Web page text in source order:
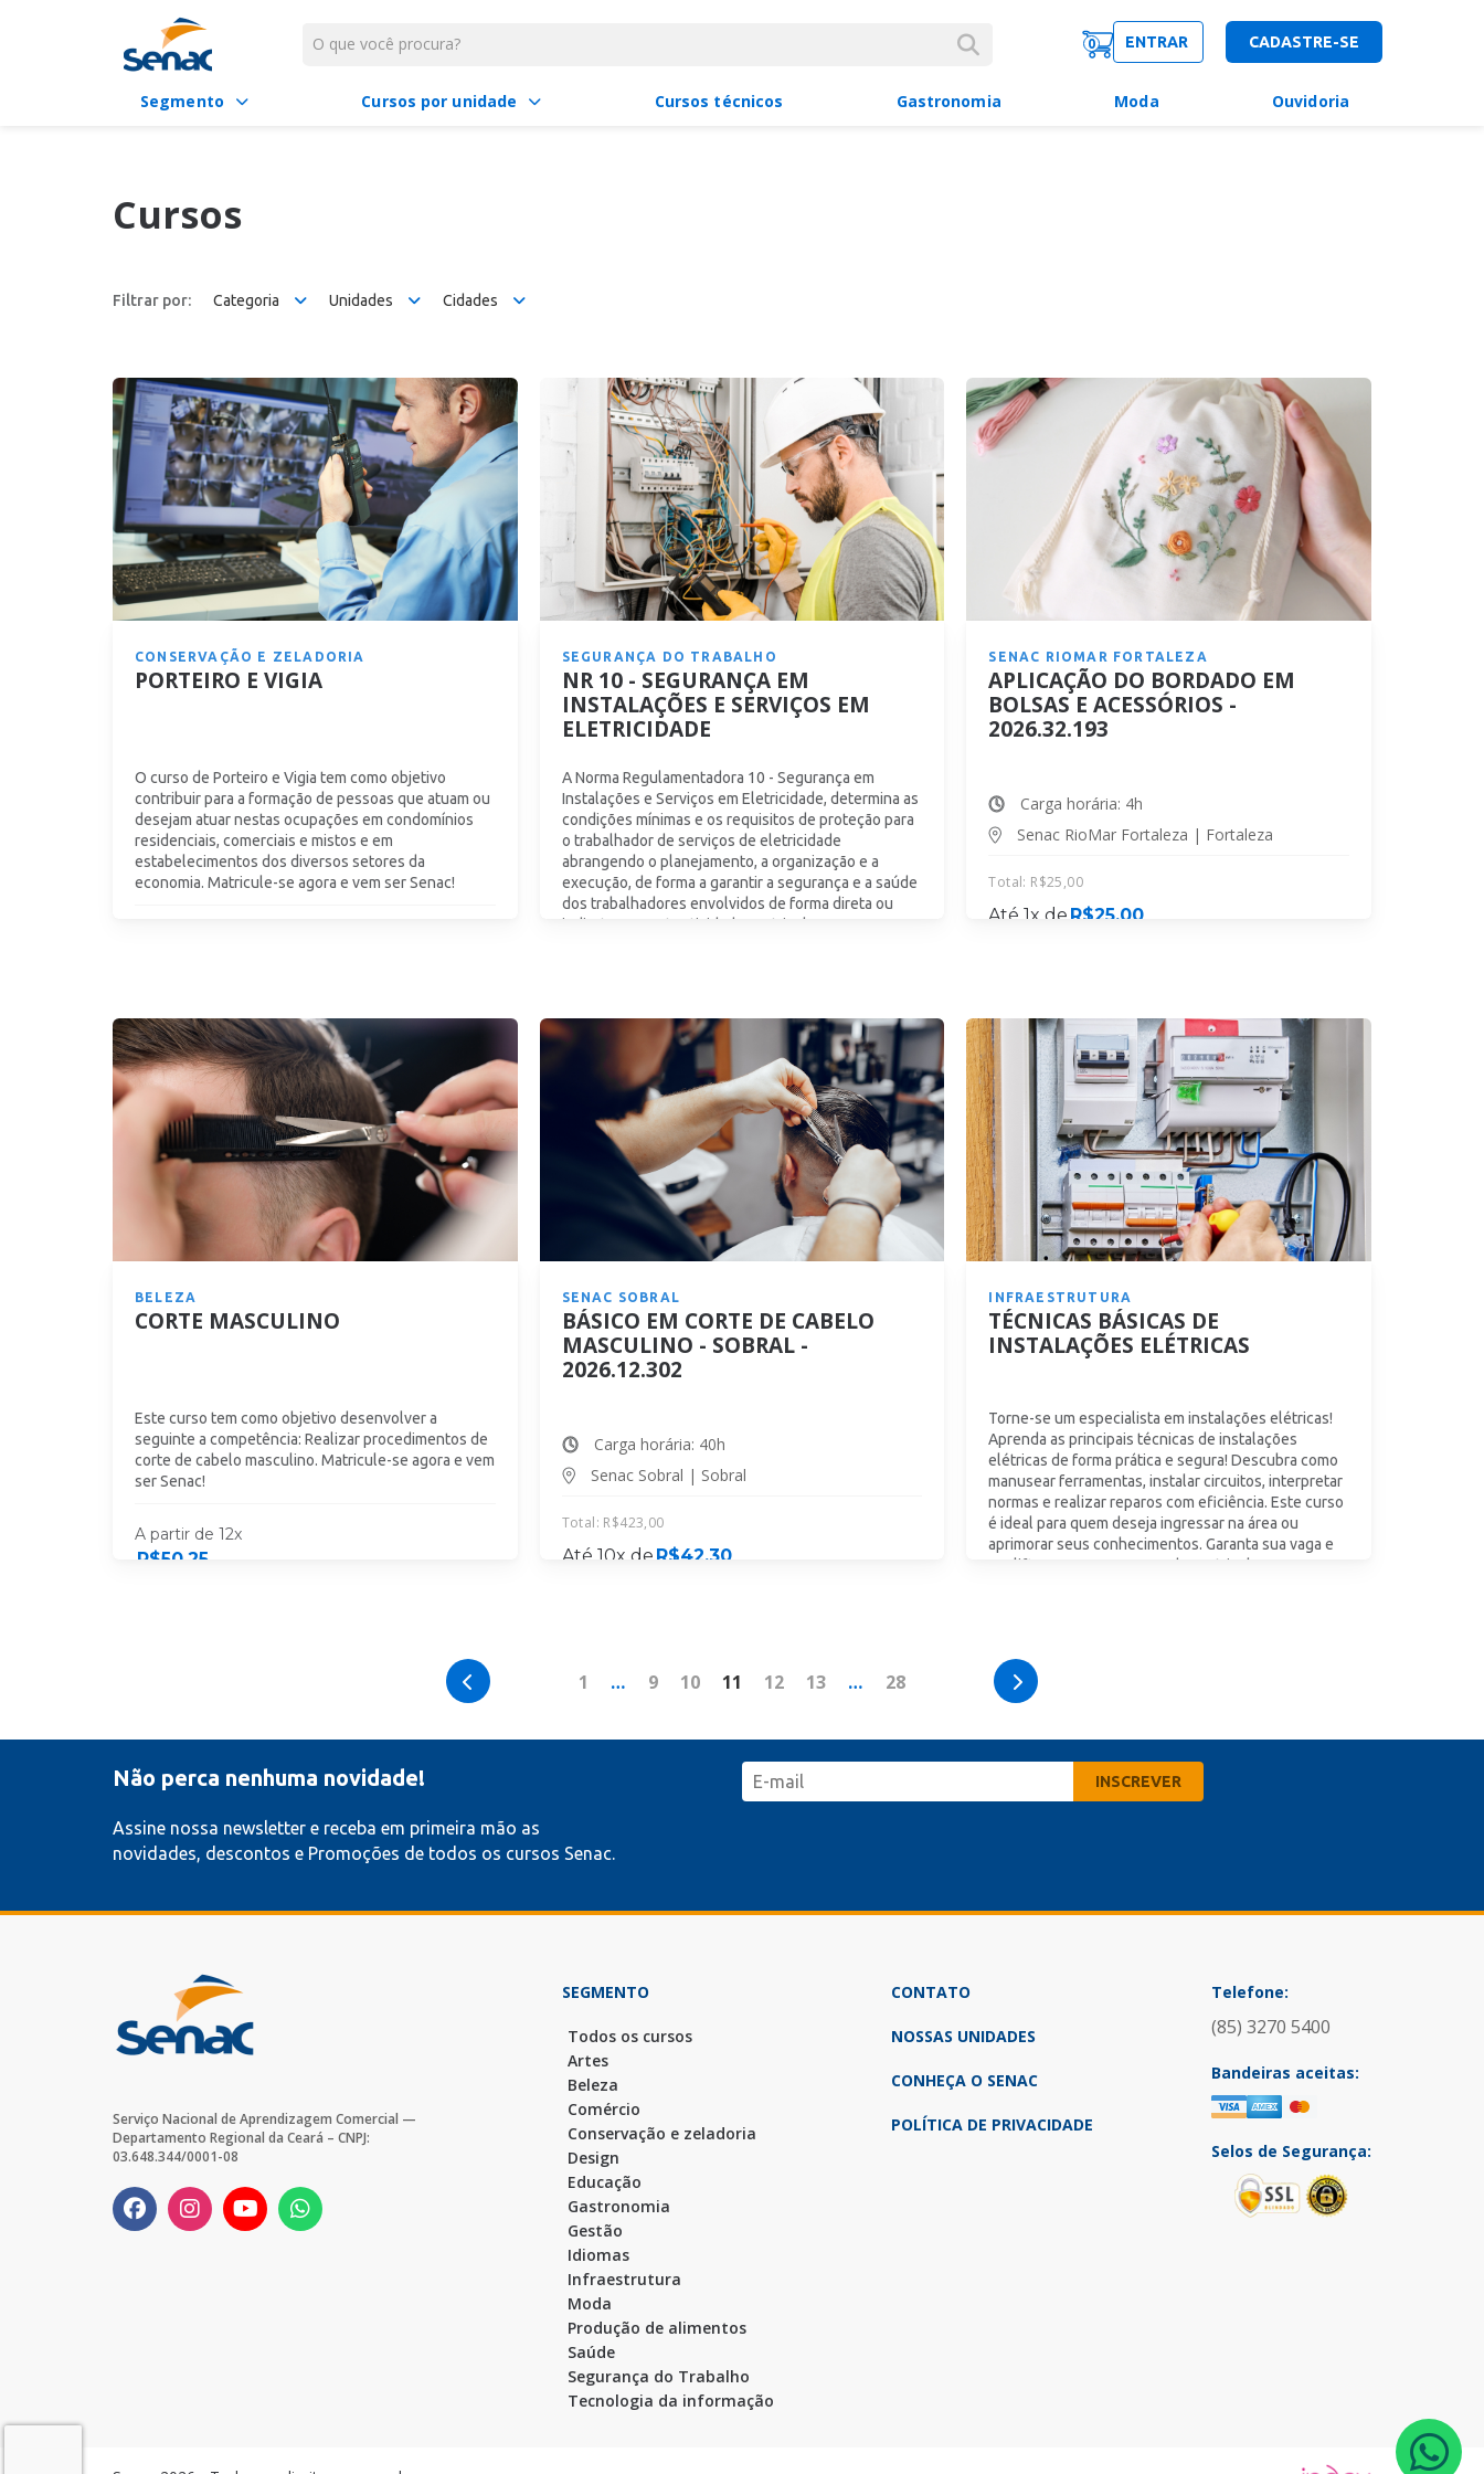
0 ENTRAR CADASTRE-SE
Segmento Cursos por unidade Cursos técnicos Gastronomia Moda Ouvidoria
Cursos
Filtrar por: Categoria Unidades Cidades
CONSERVAÇÃO E ZELADORIA
PORTEIRO E VIGIA
O curso de Porteiro e Vigia tem como objetivo
contribuir para a formação de pessoas que atuam ou
desejam atuar nestas ocupações em condomínios
residenciais, comerciais e mistos e em
estabelecimentos dos diversos setores da
economia. Matricule-se agora e vem ser Senac!
SEGURANÇA DO TRABALHO
NR 10 - SEGURANÇA EM
INSTALAÇÕES E SERVIÇOS EM
ELETRICIDADE
A Norma Regulamentadora 10 - Segurança em
Instalações e Serviços em Eletricidade, determina as
condições mínimas e os requisitos de proteção para
o trabalhador de serviços de eletricidade
abrangendo o planejamento, a organização e a
execução, de forma a garantir a segurança e a saúde
dos trabalhadores envolvidos de forma direta ou
indireta com esta atividade. Matricule-se agora e
R$47,14
ESCOLHA SUA UNIDADE
SENAC RIOMAR FORTALEZA
APLICAÇÃO DO BORDADO EM
BOLSAS E ACESSÓRIOS -
2026.32.193
Carga horária: 4h
Senac RioMar Fortaleza | Fortaleza
Total: R$25,00
Até 1x de R$25,00
BELEZA
CORTE MASCULINO
Este curso tem como objetivo desenvolver a
seguinte a competência: Realizar procedimentos de
corte de cabelo masculino. Matricule-se agora e vem
ser Senac!
A partir de 12x
R$50,25
SENAC SOBRAL
BÁSICO EM CORTE DE CABELO
MASCULINO - SOBRAL -
2026.12.302
Carga horária: 40h
Senac Sobral | Sobral
Total: R$423,00
Até 10x de R$42,30
INFRAESTRUTURA
TÉCNICAS BÁSICAS DE
INSTALAÇÕES ELÉTRICAS
Torne-se um especialista em instalações elétricas!
Aprenda as principais técnicas de instalações
elétricas de forma prática e segura! Descubra como
manusear ferramentas, instalar circuitos, interpretar
normas e realizar reparos com eficiência. Este curso
é ideal para quem deseja ingressar na área ou
aprimorar seus conhecimentos. Garanta sua vaga e
qualifique-se para o mercado! Matricule-se agora e
R$60,08
1 … 9 10 11 12 13 … 28
Não perca nenhuma novidade!
Assine nossa newsletter e receba em primeira mão as
novidades, descontos e Promoções de todos os cursos Senac.
Serviço Nacional de Aprendizagem Comercial —
Departamento Regional da Ceará – CNPJ:
03.648.344/0001-08
SEGMENTO
Todos os cursos
Artes
Beleza
Comércio
Conservação e zeladoria
Design
Educação
Gastronomia
Gestão
Idiomas
Infraestrutura
Moda
Produção de alimentos
Saúde
Segurança do Trabalho
Tecnologia da informação
CONTATO
NOSSAS UNIDADES
CONHEÇA O SENAC
POLÍTICA DE PRIVACIDADE
Telefone:
(85) 3270 5400
Bandeiras aceitas:
Selos de Segurança: